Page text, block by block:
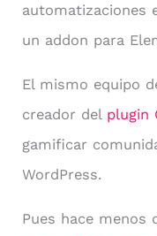
automatizaciones
un addon para
El mismo equipo
creador del plugin
gamificar
WordPress.
Pues hace menos